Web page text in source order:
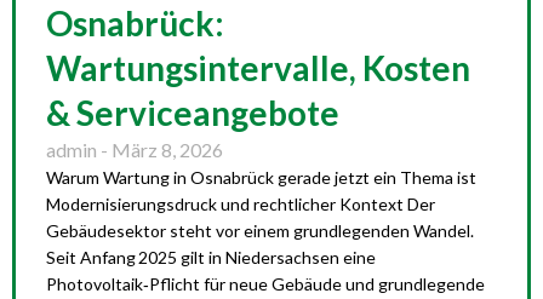
Osnabrück:
Wartungsintervalle, Kosten
& Serviceangebote
admin März 8, 2026
Warum Wartung in Osnabrück gerade jetzt ein Thema ist
Modernisierungsdruck und rechtlicher Kontext Der
Gebäudesektor steht vor einem grundlegenden Wandel.
Seit Anfang 2025 gilt in Niedersachsen eine
Photovoltaik‑Pflicht für neue Gebäude und grundlegende